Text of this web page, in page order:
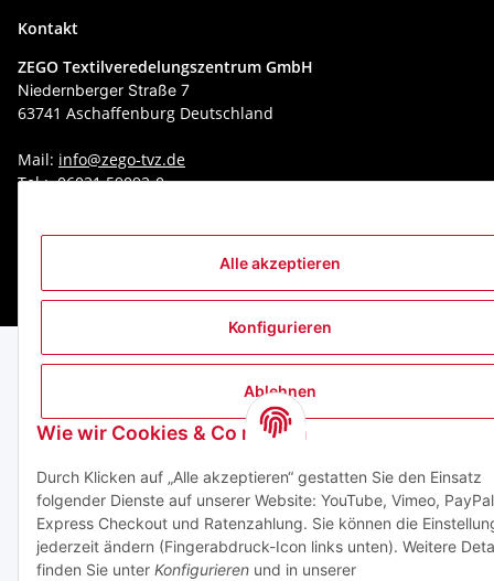
Alle akzeptieren
Konfigurieren
Ablehnen
Wie wir Cookies & Co nutzen
Durch Klicken auf „Alle akzeptieren“ gestatten Sie den Einsatz
folgender Dienste auf unserer Website: YouTube, Vimeo, PayPal
Express Checkout und Ratenzahlung. Sie können die
jederzeit ändern (Fingerabdruck-Icon links unten). Weitere
finden Sie unter Konfigurieren und in unserer
Kontakt
ZEGO Textilveredelungszentrum GmbH
Niedernberger Straße 7
63741 Aschaffenburg Deutschland
Mail: info@zego-tvz.de
Tel.:06021 59092-0